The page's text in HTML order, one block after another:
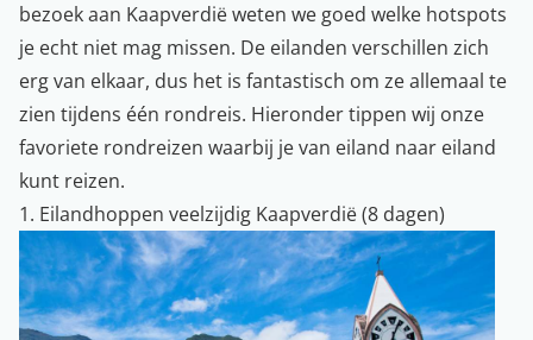
bezoek aan Kaapverdië weten we goed welke hotspots
je echt niet mag missen. De eilanden verschillen zich
erg van elkaar, dus het is fantastisch om ze allemaal te
zien tijdens één rondreis. Hieronder tippen wij onze
favoriete rondreizen waarbij je van eiland naar eiland
kunt reizen.
1. Eilandhoppen veelzijdig Kaapverdië (8 dagen)